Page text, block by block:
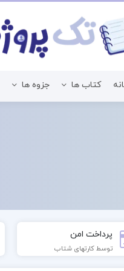
کتاب ها جزوه ها
پرداخت امن
توسط کارتهای شتاب